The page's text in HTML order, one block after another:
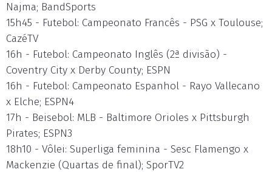
Najma; BandSports
15h45 - Futebol: Campeonato Francês - PSG x Toulouse;
CazéTV
16h - Futebol: Campeonato Inglês (2ª divisão) -
Coventry City x Derby County; ESPN
16h - Futebol: Campeonato Espanhol - Rayo Vallecano
x Elche; ESPN4
17h - Beisebol: MLB - Baltimore Orioles x Pittsburgh
Pirates; ESPN3
18h10 - Vôlei: Superliga feminina - Sesc Flamengo x
Mackenzie (Quartas de final); SporTV2